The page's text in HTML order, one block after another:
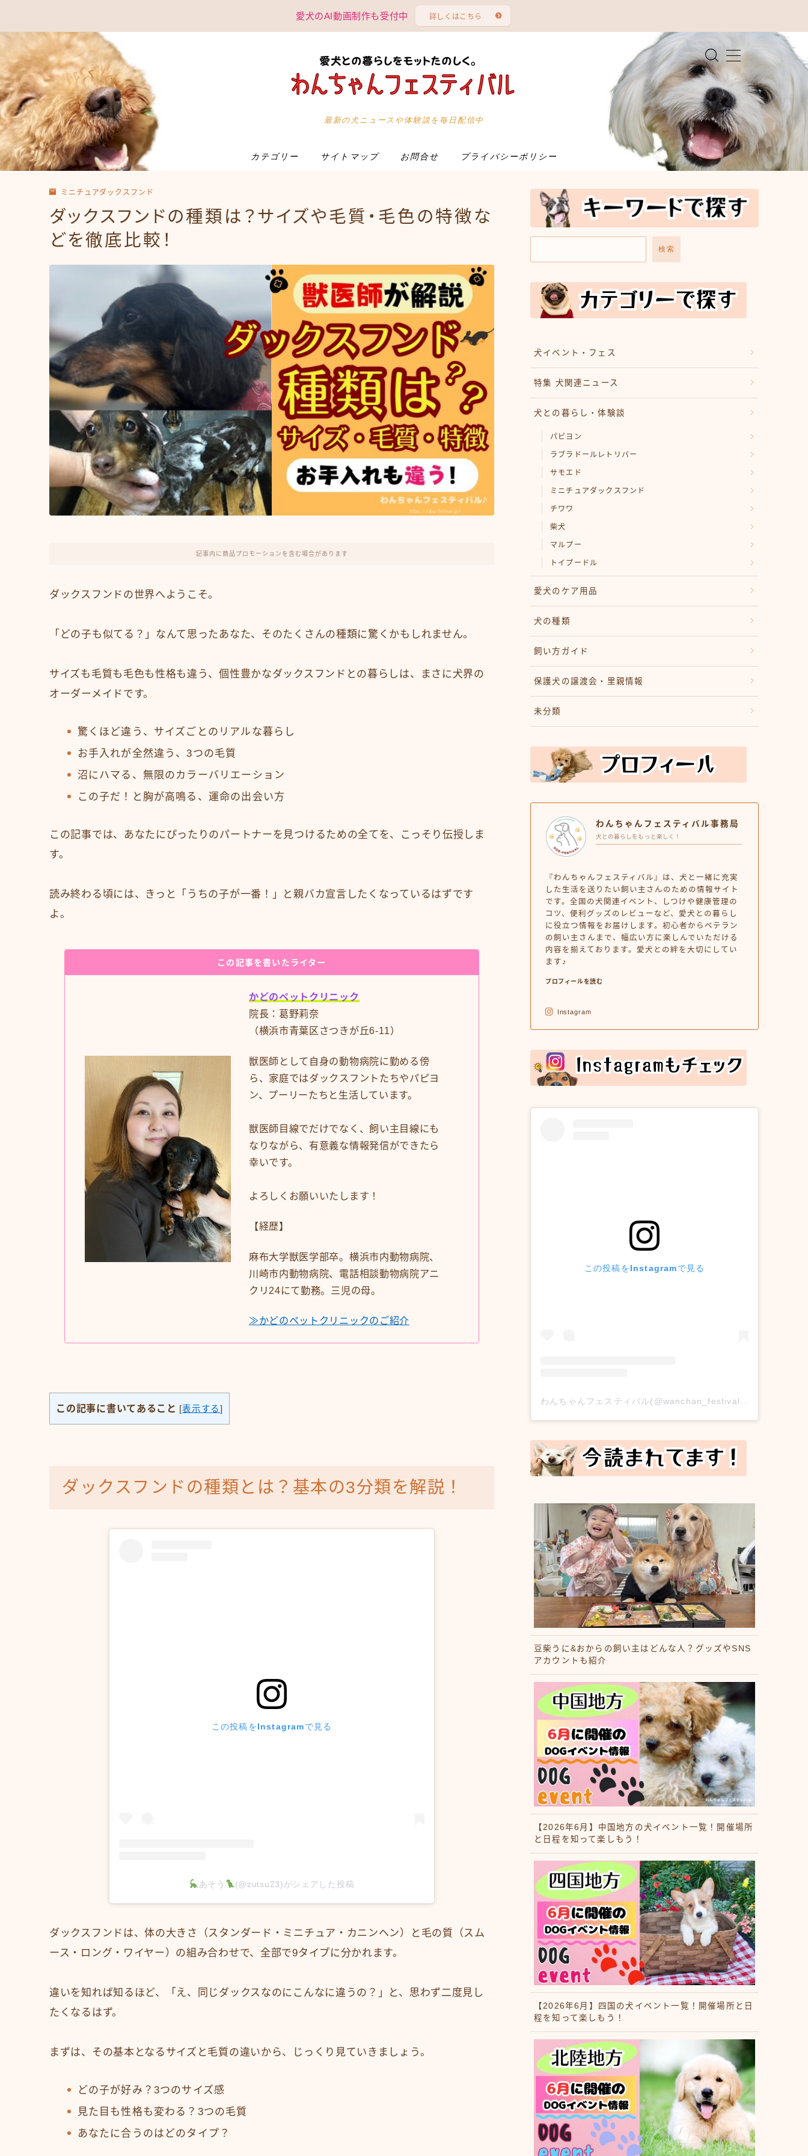
愛犬のAI動画制作も受付中 詳しくはこちら
最新の犬ニュースや体験談を毎日配信中
カテゴリー サイトマップ お問合せ プライバシーポリシー
カテゴリー
サイトマップ
プライバシーポリシー
ミニチュアダックスフンド
ダックスフンドの種類は？サイズや毛質・毛色の特徴な
どを徹底比較！
記事内に商品プロモーションを含む場合があります
ダックスフンドの世界へようこそ。
「どの子も似てる？」なんて思ったあなた、そのたくさんの種類に驚くかもしれません。
サイズも毛質も毛色も性格も違う、個性豊かなダックスフンドとの暮らしは、まさに犬界の
オーダーメイドです。
驚くほど違う、サイズごとのリアルな暮らし
お手入れが全然違う、3つの毛質
沼にハマる、無限のカラーバリエーション
この子だ！と胸が高鳴る、運命の出会い方
この記事では、あなたにぴったりのパートナーを見つけるための全てを、こっそり伝授しま
す。
読み終わる頃には、きっと「うちの子が一番！」と親バカ宣言したくなっているはずです
よ。
この記事を書いたライター
かどのペットクリニック
院長：葛野莉奈
（横浜市青葉区さつきが丘6-11）
獣医師として自身の動物病院に勤める傍
ら、家庭ではダックスフントたちやパピヨ
ン、プーリーたちと生活しています。
獣医師目線でだけでなく、飼い主目線にも
なりながら、有意義な情報発信ができたら
幸いです。
よろしくお願いいたします！
【経歴】
麻布大学獣医学部卒。横浜市内動物病院、
川崎市内動物病院、電話相談動物病院アニ
クリ24にて勤務。三児の母。
≫かどのペットクリニックのご紹介
この記事に書いてあること [表示する]
ダックスフンドの種類とは？基本の3分類を解説！
この投稿をInstagramで見る
あそう (@zutsu23)がシェアした投稿
ダックスフンドは、体の大きさ（スタンダード・ミニチュア・カニンヘン）と毛の質（スム
ース・ロング・ワイヤー）の組み合わせで、全部で9タイプに分かれます。
違いを知れば知るほど、「え、同じダックスなのにこんなに違うの？」と、思わず二度見し
たくなるはず。
まずは、その基本となるサイズと毛質の違いから、じっくり見ていきましょう。
どの子が好み？3つのサイズ感
見た目も性格も変わる？3つの毛質
あなたに合うのはどのタイプ？
検索
犬イベント・フェス
特集 犬関連ニュース
犬との暮らし・体験談
パピヨン
ラブラドールレトリバー
サモエド
ミニチュアダックスフンド
チワワ
柴犬
マルプー
トイプードル
愛犬のケア用品
犬の種類
飼い方ガイド
保護犬の譲渡会・里親情報
未分類
わんちゃんフェスティバル事務局
犬との暮らしをもっと楽しく！
『わんちゃんフェスティバル』は、犬と一緒に充実
した生活を送りたい飼い主さんのための情報サイト
です。全国の犬関連イベント、しつけや健康管理の
コツ、便利グッズのレビューなど、愛犬との暮らし
に役立つ情報をお届けします。初心者からベテラン
の飼い主さんまで、幅広い方に楽しんでいただける
内容を揃えております。愛犬との絆を大切にしてい
ます♪
プロフィールを読む
Instagram
この投稿をInstagramで見る
豆柴うに&おからの飼い主はどんな人？グッズやSNS
アカウントも紹介
【2026年6月】中国地方の犬イベント一覧！開催場所
と日程を知って楽しもう！
【2026年6月】四国の犬イベント一覧！開催場所と日
程を知って楽しもう！